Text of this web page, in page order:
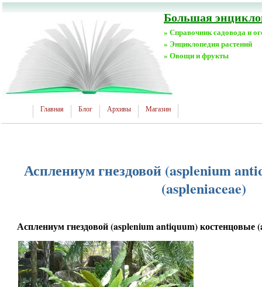
Большая
» Справочник садовода и
» Энциклопедия растений
» Овощи и фрукты
Главная Блог Архивы Магазин
Асплениум гнездовой (asplenium
(aspleniaceae)
Асплениум гнездовой (asplenium antiquum) костенцовые